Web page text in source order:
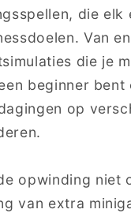
die
Van
die je
beginner
op
opwinding niet
van extra